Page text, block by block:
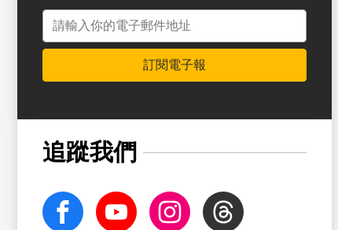
電子郵件地址
訂閱電子報
追蹤我們
facebook Youtube InstagramThreads